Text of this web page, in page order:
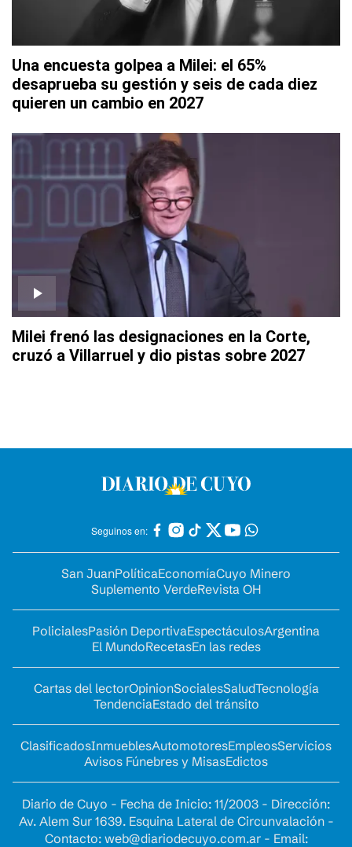
Una encuesta golpea a Milei: el 65%
desaprueba su gestión y seis de cada diez
quieren un cambio en 2027
Milei frenó las designaciones en la Corte,
cruzó a Villarruel y dio pistas sobre 2027
Seguinos en:
San JuanPolíticaEconomíaCuyo Minero
Suplemento VerdeRevista OH
PolicialesPasión DeportivaEspectáculosArgentina
El MundoRecetasEn las redes
Cartas del lectorOpinionSocialesSaludTecnología
TendenciaEstado del tránsito
ClasificadosInmueblesAutomotoresEmpleosServicios
Avisos Fúnebres y MisasEdictos
Diario de Cuyo - Fecha de Inicio: 11/2003 - Dirección:
Av. Alem Sur 1639. Esquina Lateral de Circunvalación -
Contacto: web@diariodecuyo.com.ar- Email: